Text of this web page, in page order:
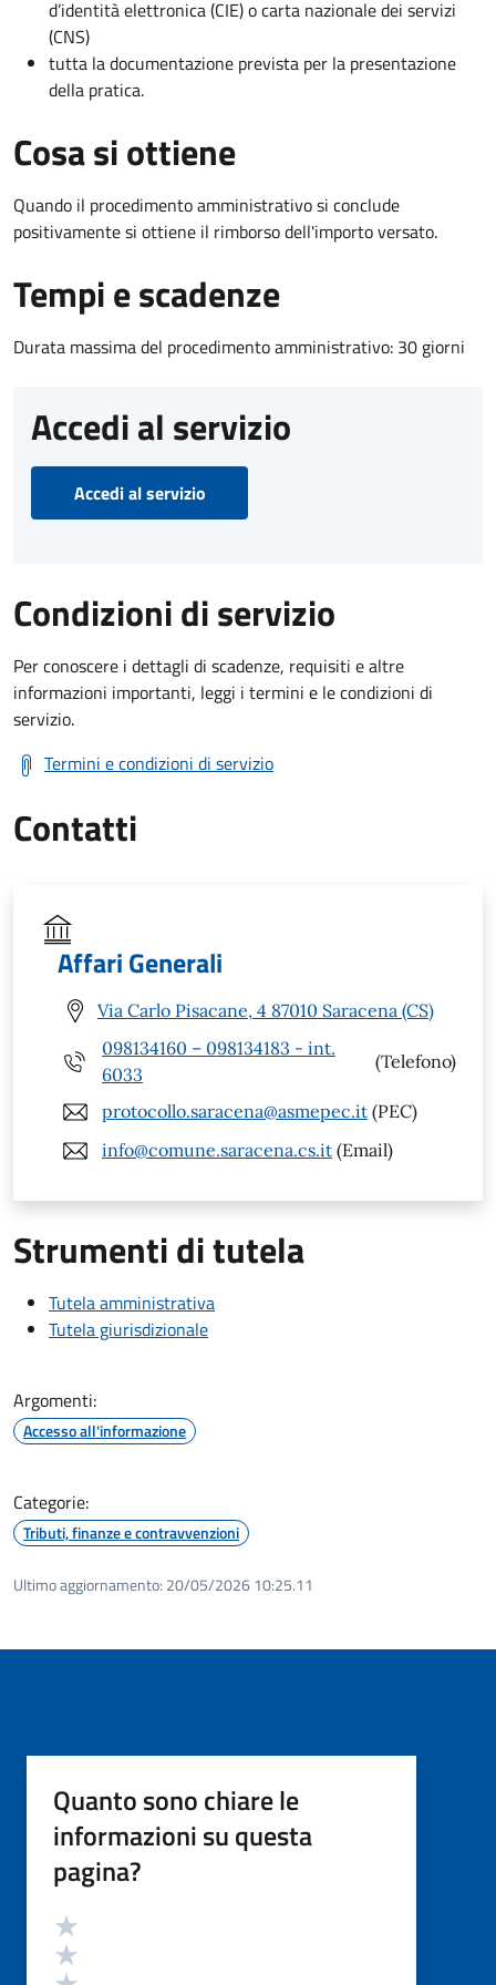
d’identità elettronica (CIE) o carta nazionale dei servizi
(CNS)
tutta la documentazione prevista per la presentazione
della pratica.
Cosa si ottiene
Quando il procedimento amministrativo si conclude
positivamente si ottiene il rimborso dell'importo versato.
Tempi e scadenze
Durata massima del procedimento amministrativo: 30 giorni
Accedi al servizio
Accedi al servizio
Condizioni di servizio
Per conoscere i dettagli di scadenze, requisiti e altre
informazioni importanti, leggi i termini e le condizioni di
servizio.
Termini e condizioni di servizio
Contatti
Affari Generali
Via Carlo Pisacane, 4 87010 Saracena (CS)
098134160 – 098134183 - int.
6033
(Telefono)
protocollo.saracena@asmepec.it (PEC)
info@comune.saracena.cs.it (Email)
Strumenti di tutela
Tutela amministrativa
Tutela giurisdizionale
Argomenti:
Accesso all'informazione
Categorie:
Tributi, finanze e contravvenzioni
Ultimo aggiornamento: 20/05/2026 10:25.11
Quanto sono chiare le
informazioni su questa
pagina?
Valutazione